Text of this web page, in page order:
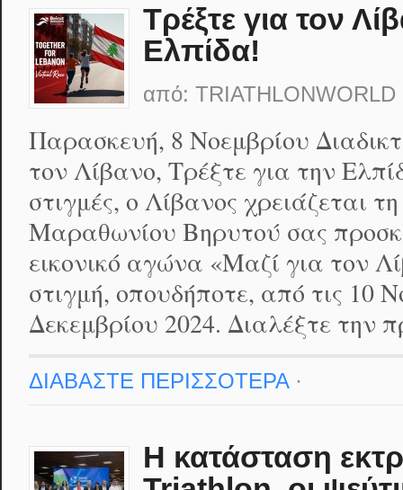
Τρέξτε για τον
Ελπίδα!
από: TRIATHLONWORLD
Παρασκευή, 8 Νοεμβρίου
τον Λίβανο, Τρέξτε για την
στιγμές, ο Λίβανος χρειάζεται
Μαραθωνίου Βηρυτού σας
εικονικό αγώνα «Μαζί για τον
στιγμή, οπουδήποτε, από τις 10
Δεκεμβρίου 2024. Διαλέξτε την
ΔΙΑΒΑΣΤΕ ΠΕΡΙΣΣΟΤΕΡΑ·
Η κατάσταση